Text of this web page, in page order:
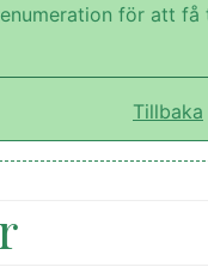
för att få
Tillbaka